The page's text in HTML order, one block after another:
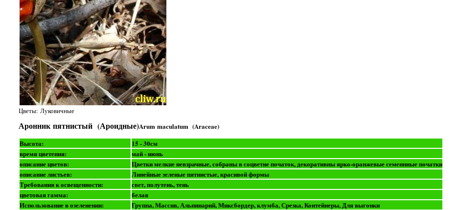
Цветы: Луковичные
Аронник пятнистый (Ароидные)Arum maculatum (Araceae)
Высота:
15 - 30см
время цветения:
май - июнь
описание цветов:
Цветки мелкие невзрачные, собраны в соцветие початок, декоративны ярко-оранжевые семеннные початки
описание листьев:
Линейные зеленые пятнистые, красивой формы
Требования к освещенности:
свет, полутень, тень
цветовая гамма:
белая
Использование в озеленении:
Группа, Массив, Альпинарий, Миксбордер, клумба, Срезка, Контейнеры, Для выгонки